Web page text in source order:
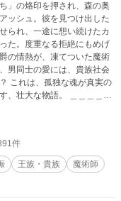
」の烙印を押され、森の奥
ッシュ。彼を見つけ出した
られ、一途に想い続けたカ
た。度重なる拒絶にもめげ
の情熱が、凍てついた魔術
男同士の愛には、貴族社会
物語。 ＿＿＿＿＿
ます。
件
王族・貴族
魔術師